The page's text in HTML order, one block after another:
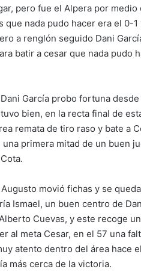
pero fue el Alpera por
que nada pudo hacer era el 0-
a renglón seguido Dani
batir a cesar que nada pudo
García probo fortuna
bien, en la recta final de
remata de tiro raso y bate a
una primera mitad de un buen
movió fichas y se
Ismael, un buen centro de
Cuevas, y este recoge
al meta Cesar, en el 57 una
atento dentro del área hace
más cerca de la victoria.